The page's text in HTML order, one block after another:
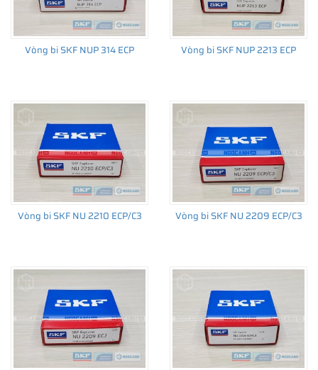
Vòng bi SKF NUP 314 ECP Vòng bi SKF NUP 2213 ECP
Vòng bi SKF NU 2210 ECP/C3 Vòng bi SKF NU 2209 ECP/C3